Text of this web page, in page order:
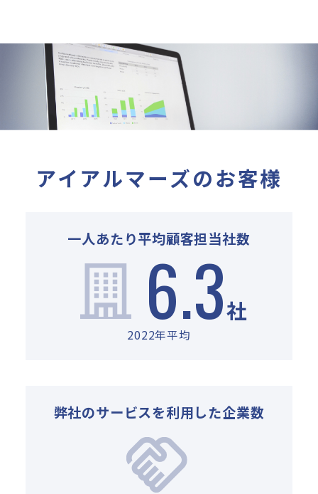
アイアルマーズのお客様
一人あたり平均顧客担当社数
6.3社
2022年平均
弊社のサービスを利用した企業数